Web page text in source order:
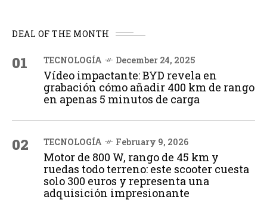
DEAL OF THE MONTH
01 TECNOLOGÍA December 24, 2025
Vídeo impactante: BYD revela en
grabación cómo añadir 400 km de rango
en apenas 5 minutos de carga
02 TECNOLOGÍA February 9, 2026
Motor de 800 W, rango de 45 km y
ruedas todo terreno: este scooter cuesta
solo 300 euros y representa una
adquisición impresionante